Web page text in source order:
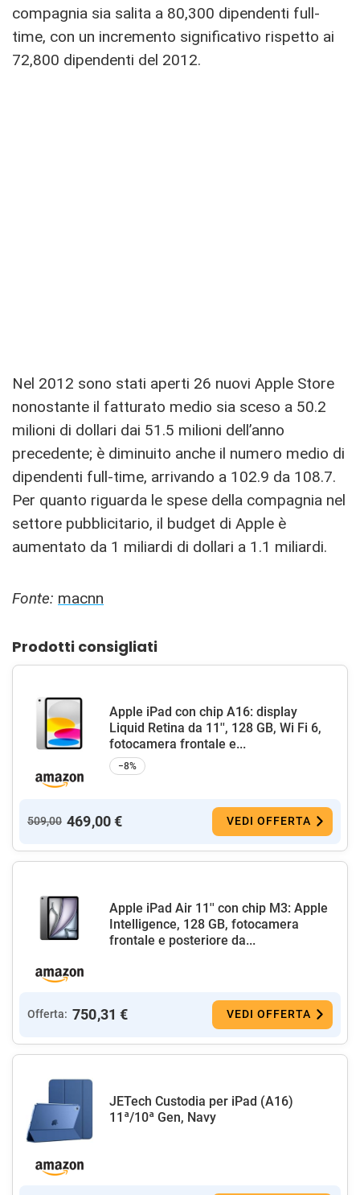
compagnia sia salita a 80,300 dipendenti full-
time, con un incremento significativo rispetto ai
72,800 dipendenti del 2012.
Nel 2012 sono stati aperti 26 nuovi Apple Store
nonostante il fatturato medio sia sceso a 50.2
milioni di dollari dai 51.5 milioni dell’anno
precedente; è diminuito anche il numero medio di
dipendenti full-time, arrivando a 102.9 da 108.7.
Per quanto riguarda le spese della compagnia nel
settore pubblicitario, il budget di Apple è
aumentato da 1 miliardi di dollari a 1.1 miliardi.
Fonte: macnn
Prodotti consigliati
Apple iPad con chip A16: display
Liquid Retina da 11'', 128 GB, Wi Fi 6,
fotocamera frontale e...
−8%
509,00 469,00 € VEDI OFFERTA
Apple iPad Air 11'' con chip M3: Apple
Intelligence, 128 GB, fotocamera
frontale e posteriore da...
Offerta: 750,31 € VEDI OFFERTA
JETech Custodia per iPad (A16)
11ª/10ª Gen, Navy